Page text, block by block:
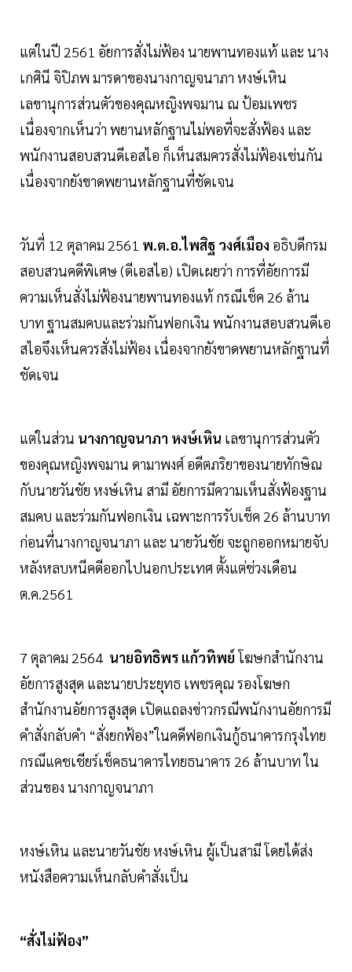
แต่ในปี 2561 อัยการสั่งไม่ฟ้อง นายพานทองแท้ และ นาง
เกศินี จิปิภพ มารดาของนางกาญจนาภา หงษ์เหิน
เลขานุการส่วนตัวของคุณหญิงพจมาน ณ ป้อมเพชร
เนื่องจากเห็นว่า พยานหลักฐานไม่พอที่จะสั่งฟ้อง และ
พนักงานสอบสวนดีเอสไอ ก็เห็นสมควรสั่งไม่ฟ้องเช่นกัน
เนื่องจากยังขาดพยานหลักฐานที่ชัดเจน
วันที่ 12 ตุลาคม 2561 พ.ต.อ.ไพสิฐ วงศ์เมือง อธิบดีกรม
สอบสวนคดีพิเศษ (ดีเอสไอ) เปิดเผยว่า การที่อัยการมี
ความเห็นสั่งไม่ฟ้องนายพานทองแท้ กรณีเช็ค 26 ล้าน
บาท ฐานสมคบและร่วมกันฟอกเงิน พนักงานสอบสวนดีเอ
สไอจึงเห็นควรสั่งไม่ฟ้อง เนื่องจากยังขาดพยานหลักฐานที่
ชัดเจน
แต่ในส่วน นางกาญจนาภา หงษ์เหิน เลขานุการส่วนตัว
ของคุณหญิงพจมาน ดามาพงศ์ อดีตภริยาของนายทักษิณ
กับนายวันชัย หงษ์เหิน สามี อัยการมีความเห็นสั่งฟ้องฐาน
สมคบ และร่วมกันฟอกเงิน เฉพาะการรับเช็ค 26 ล้านบาท
ก่อนที่นางกาญจนาภา และ นายวันชัย จะถูกออกหมายจับ
หลังหลบหนีคดีออกไปนอกประเทศ ตั้งแต่ช่วงเดือน
ต.ค.2561
7 ตุลาคม 2564 นายอิทธิพร แก้วทิพย์โฆษกสำนักงาน
อัยการสูงสุด และนายประยุทธ เพชรคุณ รองโฆษก
สำนักงานอัยการสูงสุด เปิดแถลงข่าวกรณีพนักงานอัยการมี
คำสั่งกลับคำ “สั่งยกฟ้อง”ในคดีฟอกเงินกู้ธนาคารกรุงไทย
กรณีแคชเชียร์เช็คธนาคารไทยธนาคาร 26 ล้านบาท ใน
ส่วนของ นางกาญจนาภา
หงษ์เหิน และนายวันชัย หงษ์เหิน ผู้เป็นสามี โดยได้ส่ง
หนังสือความเห็นกลับคำสั่งเป็น
“สั่งไม่ฟ้อง”